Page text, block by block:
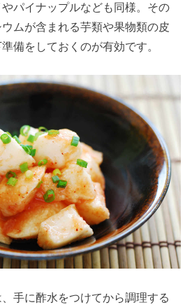
パイナップルなども同様。その
ムが含まれる芋類や果物類の皮
備をしておくのが有効です。
手に酢水をつけてから調理する